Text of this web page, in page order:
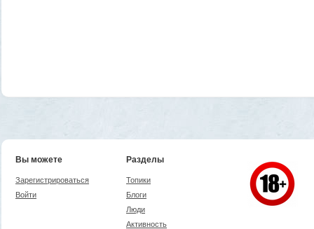
Вы можете
Зарегистрироваться
Войти
Разделы
Топики
Блоги
Люди
Активность